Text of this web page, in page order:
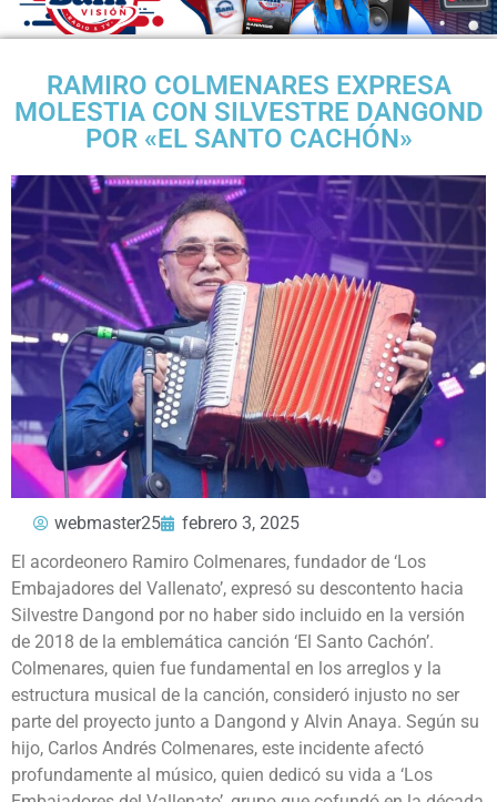
RAMIRO COLMENARES EXPRESA
MOLESTIA CON SILVESTRE DANGOND
POR «EL SANTO CACHÓN»
webmaster25
febrero 3, 2025
El acordeonero Ramiro Colmenares, fundador de ‘Los
Embajadores del Vallenato’, expresó su descontento hacia
Silvestre Dangond por no haber sido incluido en la versión
de 2018 de la emblemática canción ‘El Santo Cachón’.
Colmenares, quien fue fundamental en los arreglos y la
estructura musical de la canción, consideró injusto no ser
parte del proyecto junto a Dangond y Alvin Anaya. Según su
hijo, Carlos Andrés Colmenares, este incidente afectó
profundamente al músico, quien dedicó su vida a ‘Los